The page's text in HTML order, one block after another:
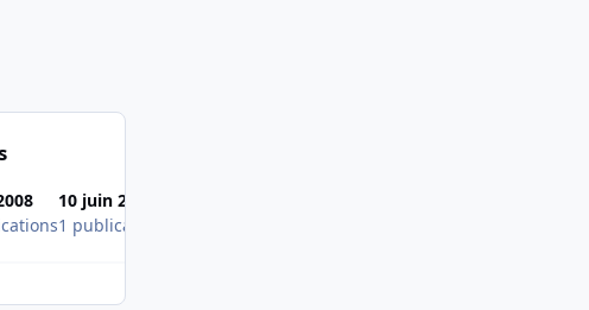
10 juin 2008
1 publication